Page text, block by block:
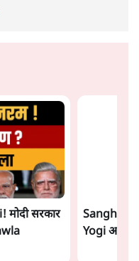
सरकार
Sangh
Yogi आपस